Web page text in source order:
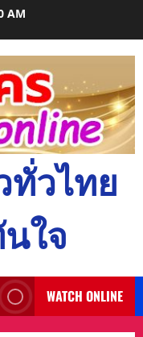
AM
วไทย
ใจ
WATCH ONLINE